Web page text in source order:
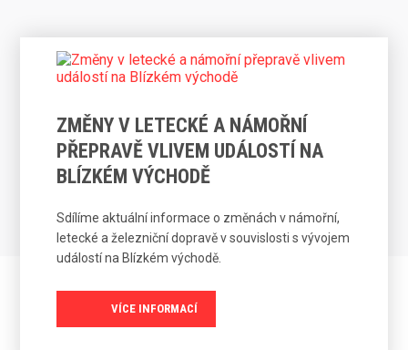
ZMĚNY V LETECKÉ A NÁMOŘNÍ
PŘEPRAVĚ VLIVEM UDÁLOSTÍ NA
BLÍZKÉM VÝCHODĚ
Sdílíme aktuální informace o změnách v námořní,
letecké a železniční dopravě v souvislosti s vývojem
událostí na Blízkém východě.
VÍCE INFORMACÍ